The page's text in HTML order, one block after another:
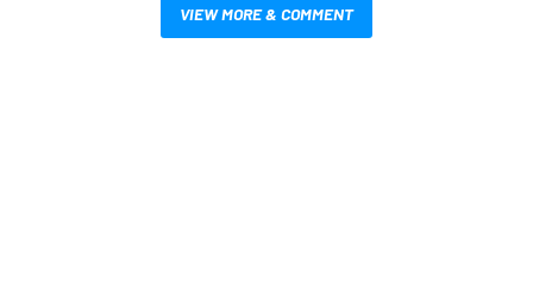
VIEW MORE & COMMENT